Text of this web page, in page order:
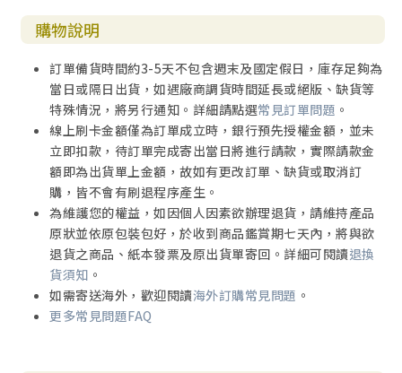
購物說明
訂單備貨時間約3-5天不包含週末及國定假日，庫存足夠為
當日或隔日出貨，如遇廠商調貨時間延長或絕版、缺貨等
特殊情況，將另行通知。詳細請點選常見訂單問題 。
線上刷卡金額僅為訂單成立時，銀行預先授權金額，並未
立即扣款，待訂單完成寄出當日將進行請款，實際請款金
額即為出貨單上金額，故如有更改訂單、缺貨或取消訂
購，皆不會有刷退程序產生。
為維護您的權益，如因個人因素欲辦理退貨，請維持產品
原狀並依原包裝包好，於收到商品鑑賞期七天內，將與欲
退貨之商品、紙本發票及原出貨單寄回。詳細可閱讀退換
貨須知 。
如需寄送海外，歡迎閱讀海外訂購常見問題 。
更多常見問題FAQ